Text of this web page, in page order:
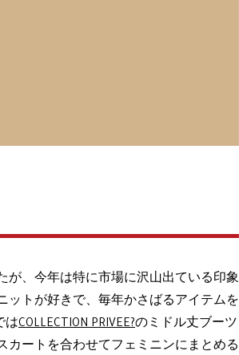
、今年は特に市場に沢山出ている印象
ットが好きで、毎年かさばるアイテムを
はCOLLECTION PRIVEE?のミドル丈ブーツ
カートを合わせてフェミニンにまとめる